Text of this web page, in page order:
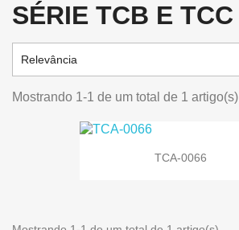
SÉRIE TCB E TCC
Relevância
Mostrando 1-1 de um total de 1 artigo(s)
TCA-0066